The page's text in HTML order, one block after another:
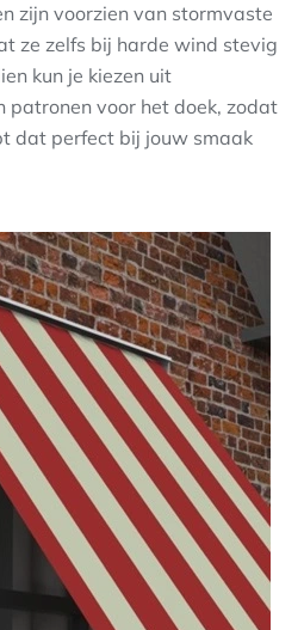
zijn voorzien van stormvaste
ze zelfs bij harde wind stevig
kun je kiezen uit
patronen voor het doek, zodat
dat perfect bij jouw smaak